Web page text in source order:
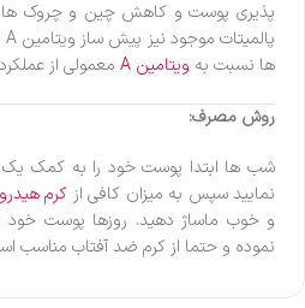
پذیری پوست و كاهش چین و چروک ها
ها نسبت به ویتامین A معمولی از
روش مصرف:
شب ها ابتدا پوست خود را به كمک يک
نماييد سپس به ميزان كافی از كرم
و خوب ماساژ دهيد. روزها پوست خود
نموده و حتما از كرم ضد آفتاب مناسب